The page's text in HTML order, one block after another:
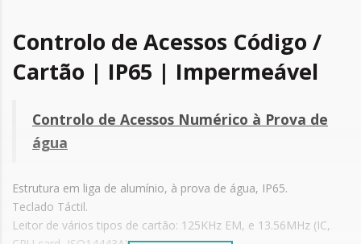
Controlo de Acessos Código /
Cartão | IP65 | Impermeável
Controlo de Acessos Numérico à Prova de
água
Estrutura em liga de alumínio, à prova de água, IP65.
Teclado Táctil.
Leitor de vários tipos de cartão: 125KHz EM, e 13.56MHz (IC,